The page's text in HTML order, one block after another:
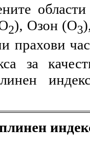
2), Озон (O3
прахови
за